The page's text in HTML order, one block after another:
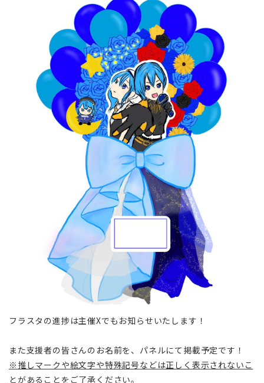
フラスタの進捗は主催Xでもお知らせいたします！
また支援者の皆さんのお名前を、パネルにて掲載予定です！
※推しマークや絵文字や特殊記号などは正しく表示されないこ
とがあることをご了承ください。